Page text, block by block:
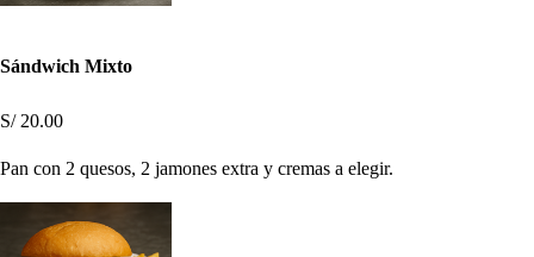
Sándwich Mixto
S/ 20.00
Pan con 2 quesos, 2 jamones extra y cremas a elegir.